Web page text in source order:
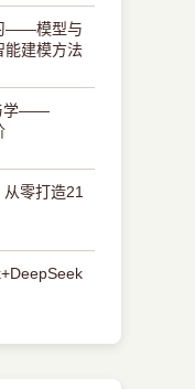
——模型与
能建模方法
学——
零打造21